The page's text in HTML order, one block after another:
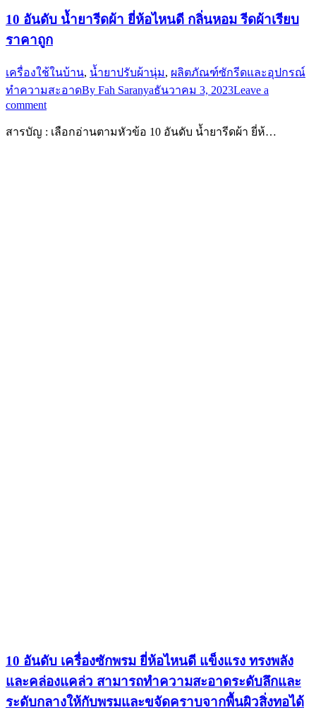
10 อันดับ น้ำยารีดผ้า ยี่ห้อไหนดี กลิ่นหอม รีดผ้าเรียบ
ราคาถูก
เครื่องใช้ในบ้าน, น้ำยาปรับผ้านุ่ม, ผลิตภัณฑ์ซักรีดและอุปกรณ์
ทำความสะอาดBy Fah Saranyaธันวาคม 3, 2023Leave a
comment
สารบัญ : เลือกอ่านตามหัวข้อ 10 อันดับ น้ำยารีดผ้า ยี่ห้…
10 อันดับ เครื่องซักพรม ยี่ห้อไหนดี แข็งแรง ทรงพลัง
และคล่องแคล่ว สามารถทำความสะอาดระดับลึกและ
ระดับกลางให้กับพรมและขจัดคราบจากพื้นผิวสิ่งทอได้